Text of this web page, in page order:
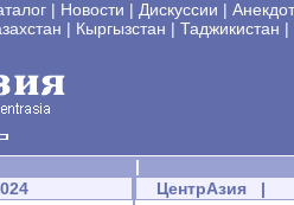
| Новости | Дискуссии |
| Кыргызстан | Таджикистан |
|
ЦентрАзия |